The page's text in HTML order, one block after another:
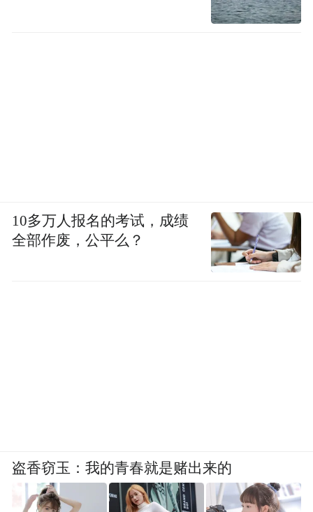
10多万人报名的考试，成绩
全部作废，公平么？
盗香窃玉：我的青春就是赌出来的